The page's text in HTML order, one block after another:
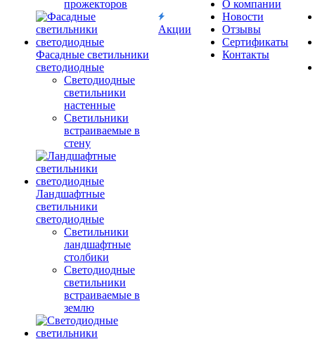
прожекторов
Фасадные светильники
светодиодные
Светодиодные
светильники
настенные
Светильники
встраиваемые в
стену
Ландшафтные
светильники
светодиодные
Светильники
ландшафтные
столбики
Светодиодные
светильники
встраиваемые в
землю
Акции
О компании
Новости
Отзывы
Сертификаты
Контакты